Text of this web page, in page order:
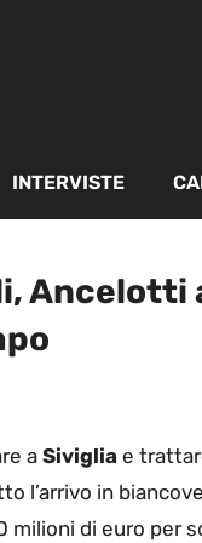
INTERVISTE
Ancelotti
a Siviglia e
l’arrivo in
milioni di euro per